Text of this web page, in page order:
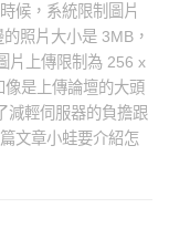
候，系統限制圖片
照片大小是 3MB，
片上傳限制為 256 x
是上傳論壇的大頭
減輕伺服器的負擔跟
文章小蛙要介紹怎